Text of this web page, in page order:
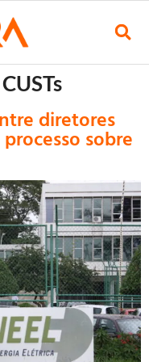
diretores
sobre